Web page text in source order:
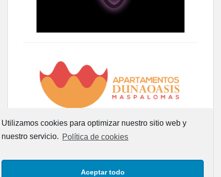
Utilizamos cookies para optimizar nuestro sitio web y
nuestro servicio. Política de cookies
Aceptar todo